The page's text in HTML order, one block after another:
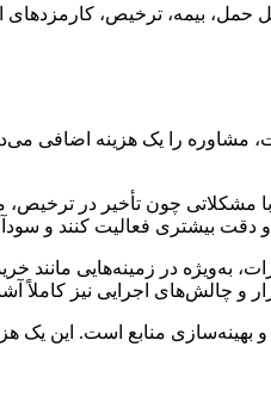
بیمه، ترخیص، کارمزدهای
را یک هزینه اضافی
چون تأخیر در ترخیص،
دقت بیشتری فعالیت کنند و
به‌ویژه در زمینه‌هایی مانند
و چالش‌های اجرایی نیز کاملاً
منابع است. این یک